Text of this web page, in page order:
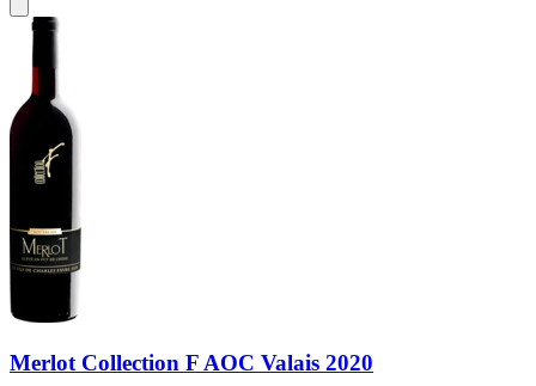
Merlot Collection F AOC Valais 2020